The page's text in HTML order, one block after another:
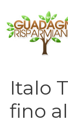
contenuto
Italo
fino